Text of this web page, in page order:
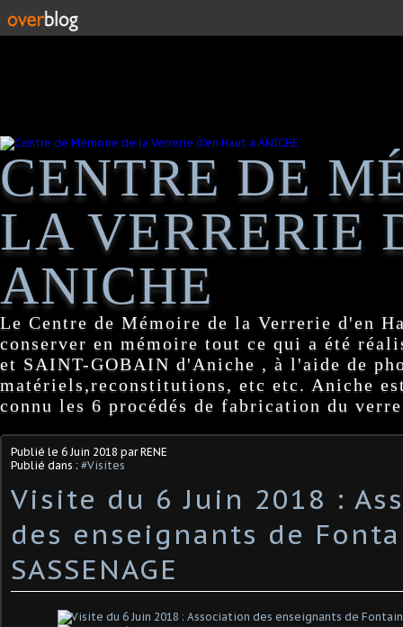
CENTRE DE
LA VERRERIE
ANICHE
Le Centre de Mémoire de la Verrerie d'en
conserver en mémoire tout ce qui a été
et SAINT-GOBAIN d'Aniche , à l'aide de
matériels,reconstitutions, etc etc. Aniche
connu les 6 procédés de fabrication du
Publié le 6 Juin 2018 par RENE
Publié dans : #Visites
Visite du 6 Juin 2018 :
des enseignants de
SASSENAGE